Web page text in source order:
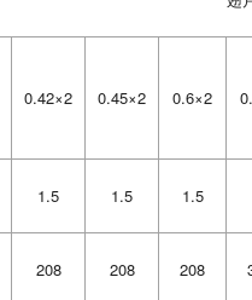
0.42×2 0.45×2 0.6×2
1.5 1.5 1.5
208 208 208